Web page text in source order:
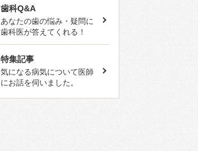
歯科Q&A
あなたの歯の悩み・疑問に
歯科医が答えてくれる！
特集記事
気になる病気について医師
にお話を伺いました。